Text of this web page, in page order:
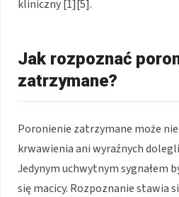
kliniczny [1][5].
Jak rozpoznać
zatrzymane?
Poronienie zatrzymane może
krwawienia ani wyraźnych
Jedynym uchwytnym sygnałem
się macicy. Rozpoznanie stawia